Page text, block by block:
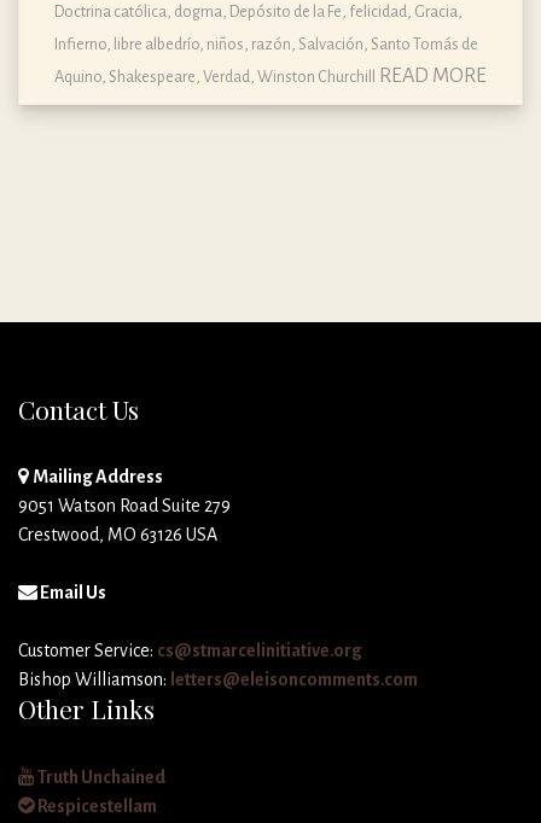
Doctrina católica, dogma, Depósito de la Fe felicidad Gracia
Infierno libre albedrío niños razón Salvación Santo Tomás de
Aquino Shakespeare Verdad Winston Churchill READ MORE
Contact Us
Mailing Address
9051 Watson Road Suite 279
Crestwood, MO 63126 USA
Email Us
Customer Service: cs@stmarcelinitiative.org
Bishop Williamson: letters@eleisoncomments.com
Other Links
Truth Unchained
Respicestellam